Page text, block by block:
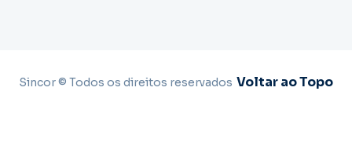
Sincor © Todos os direitos reservados Voltar ao Topo